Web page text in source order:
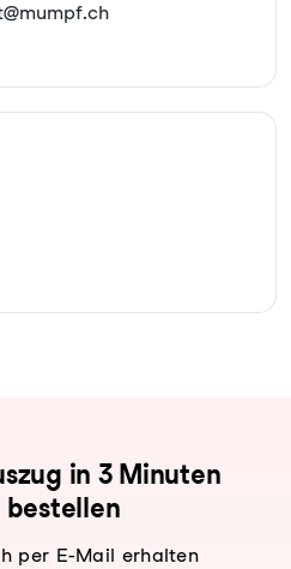
in 3 Minuten
bestellen
per E-Mail erhalten